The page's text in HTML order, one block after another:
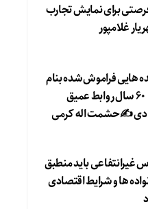
برای نمایش تجارب
غلامپور
هایی فراموش شده بنام
بدره و سربندر با ۶۰ سال روابط عمیق
✍حشمت اله کرمی
غیرانتفاعی باید منطبق
ها و شرایط اقتصادی